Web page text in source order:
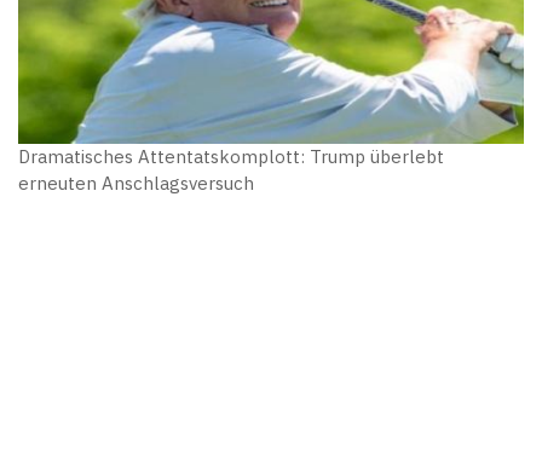
Dramatisches Attentatskomplott: Trump überlebt
erneuten Anschlagsversuch